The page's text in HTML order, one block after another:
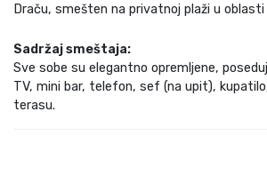
Draču, smešten na privatnoj plaži u
Sadržaj smeštaja:
Sve sobe su elegantno opremljene,
TV, mini bar, telefon, sef (na upit),
terasu.